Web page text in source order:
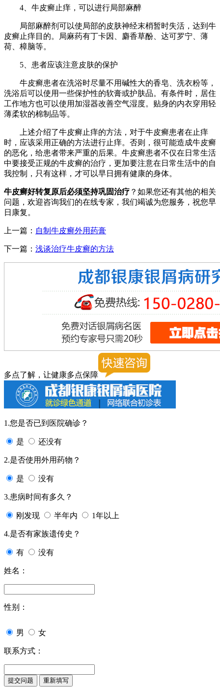
4、牛皮癣止痒，可以进行局部麻醉
局部麻醉剂可以使局部的皮肤神经末梢暂时失活，达到牛
皮癣止痒目的。局麻药有丁卡因、麝香草酚、达可罗宁、薄
荷、樟脑等。
5、患者应该注意皮肤的保护
牛皮癣患者在洗浴时尽量不用碱性大的香皂、洗衣粉等，
洗浴后可以使用一些保护性的软膏或护肤品。有条件时，居住
工作地方也可以使用加湿器改善空气湿度。贴身的内衣穿用轻
薄柔软的棉制品等。
上述介绍了牛皮癣止痒的方法，对于牛皮癣患者在止痒
时，应该采用正确的方法进行止痒。否则，很可能造成牛皮癣
的恶化，给患者带来严重的后果。牛皮癣患者不仅在日常生活
中要接受正规的牛皮癣的治疗，更加要注意在日常生活中的自
我控制，只有这样，才可以早日拥有健康的身体。
牛皮癣好转复原后必须坚持巩固治疗 ？如果您还有其他的相关
问题，欢迎咨询我们的在线专家，我们竭诚为您服务，祝您早
日康复。
上一篇： 自制牛皮癣外用药膏
下一篇： 浅谈治疗牛皮癣的方法
多点了解，让健康多点保障
1.您是否已到医院确诊？
是 还没有
2.是否使用外用药物？
是 没有
3.患病时间有多久？
刚发现 半年内 1年以上
4.是否有家族遗传史？
有 没有
姓名：
性别：
男 女
联系方式：